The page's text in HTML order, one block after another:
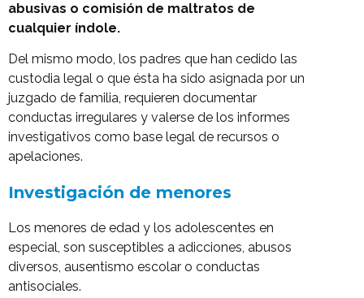
abusivas o comisión de maltratos de
cualquier índole.
Del mismo modo, los padres que han cedido las
custodia legal o que ésta ha sido asignada por un
juzgado de familia, requieren documentar
conductas irregulares y valerse de los informes
investigativos como base legal de recursos o
apelaciones.
Investigación de menores
Los menores de edad y los adolescentes en
especial, son susceptibles a adicciones, abusos
diversos, ausentismo escolar o conductas
antisociales.
¿Qué tipo de caso quieres investigar?